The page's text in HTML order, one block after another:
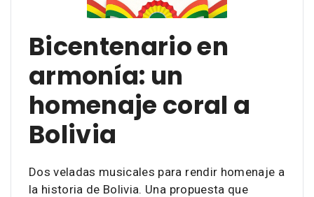
Bicentenario en
armonía: un
homenaje coral a
Bolivia
Dos veladas musicales para rendir homenaje a
la historia de Bolivia. Una propuesta que